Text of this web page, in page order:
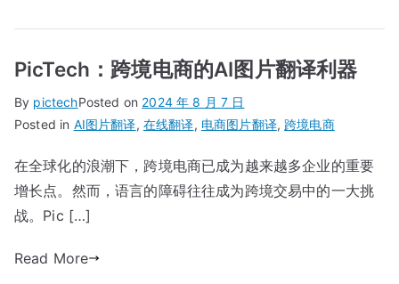
PicTech：跨境电商的AI图片翻译利器
By pictechPosted on 2024 年 8 月 7 日
Posted in AI图片翻译, 在线翻译, 电商图片翻译,跨境电商
在全球化的浪潮下，跨境电商已成为越来越多企业的重要
增长点。然而，语言的障碍往往成为跨境交易中的一大挑
战。Pic […]
Read More